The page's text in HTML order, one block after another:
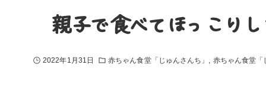
〜親子で食べてほっこり
2022年1月31日 赤ちゃん食堂「じゅんさんち」 赤ちゃん食堂「